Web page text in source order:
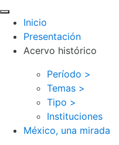
Inicio
Presentación
Acervo histórico
Período >
Temas >
Tipo >
Instituciones
México, una mirada